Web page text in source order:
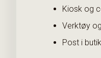
Kiosk og
Verktøy
Post i